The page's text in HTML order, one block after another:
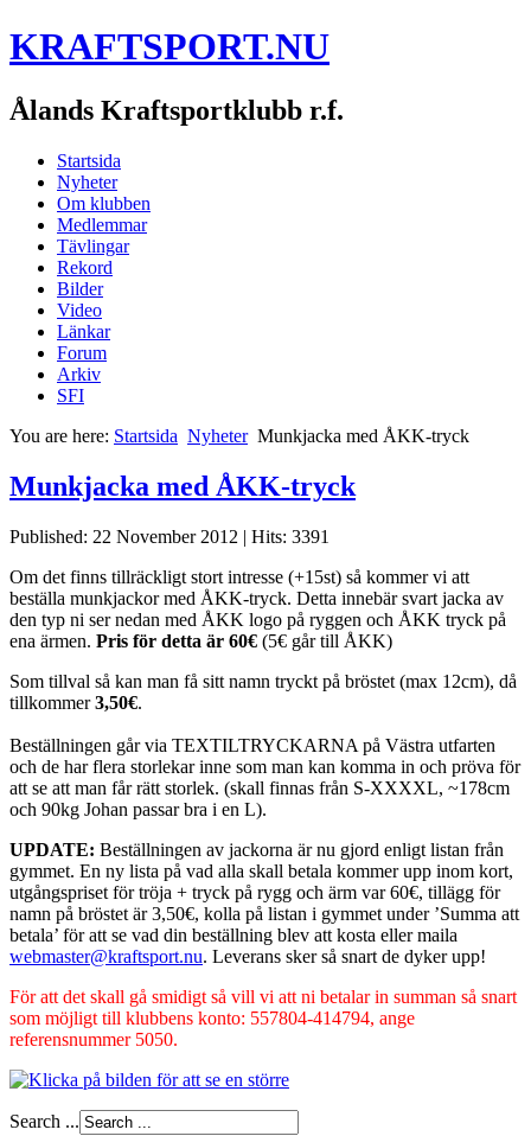
KRAFTSPORT.NU
Ålands Kraftsportklubb r.f.
Startsida
Nyheter
Om klubben
Medlemmar
Tävlingar
Rekord
Bilder
Video
Länkar
Forum
Arkiv
SFI
You are here: Startsida Nyheter Munkjacka med ÅKK-tryck
Munkjacka med ÅKK-tryck
Published: 22 November 2012 | Hits: 3391
Om det finns tillräckligt stort intresse (+15st) så kommer vi att
beställa munkjackor med ÅKK-tryck. Detta innebär svart jacka av
den typ ni ser nedan med ÅKK logo på ryggen och ÅKK tryck på
ena ärmen. Pris för detta är 60€ (5€ går till ÅKK)
Som tillval så kan man få sitt namn tryckt på bröstet (max 12cm), då
tillkommer3,50€.
Beställningen går via TEXTILTRYCKARNA på Västra utfarten
och de har flera storlekar inne som man kan komma in och pröva för
att se att man får rätt storlek. (skall finnas från S-XXXXL, ~178cm
och 90kg Johan passar bra i en L).
UPDATE: Beställningen av jackorna är nu gjord enligt listan från
gymmet. En ny lista på vad alla skall betala kommer upp inom kort,
utgångspriset för tröja + tryck på rygg och ärm var 60€, tillägg för
namn på bröstet är 3,50€, kolla på listan i gymmet under ’Summa att
betala’ för att se vad din beställning blev att kosta eller maila
webmaster@kraftsport.nu. Leverans sker så snart de dyker upp!
För att det skall gå smidigt så vill vi att ni betalar in summan så snart
som möjligt till klubbens konto: 557804-414794, ange
referensnummer 5050.
Search ...